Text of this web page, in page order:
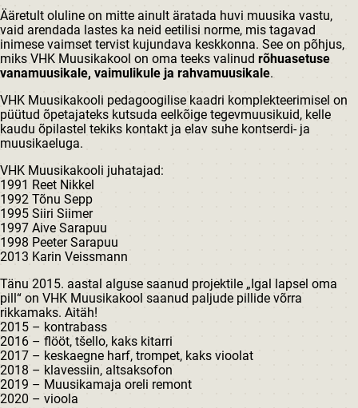
Ääretult oluline on mitte ainult äratada huvi muusika vastu,
vaid arendada lastes ka neid eetilisi norme, mis tagavad
inimese vaimset tervist kujundava keskkonna. See on põhjus,
miks VHK Muusikakool on oma teeks valinud rõhuasetuse
vanamuusikale, vaimulikule ja rahvamuusikale.
VHK Muusikakooli pedagoogilise kaadri komplekteerimisel on
püütud õpetajateks kutsuda eelkõige tegevmuusikuid, kelle
kaudu õpilastel tekiks kontakt ja elav suhe kontserdi- ja
muusikaeluga.
VHK Muusikakooli juhatajad:
1991 Reet Nikkel
1992 Tõnu Sepp
1995 Siiri Siimer
1997 Aive Sarapuu
1998 Peeter Sarapuu
2013 Karin Veissmann
Tänu 2015. aastal alguse saanud projektile „Igal lapsel oma
pill“ on VHK Muusikakool saanud paljude pillide võrra
rikkamaks. Aitäh!
2015 – kontrabass
2016 – flööt, tšello, kaks kitarri
2017 – keskaegne harf, trompet, kaks vioolat
2018 – klavessiin, altsaksofon
2019 – Muusikamaja oreli remont
2020 – vioola